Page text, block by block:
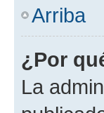
Arriba
¿Por
La